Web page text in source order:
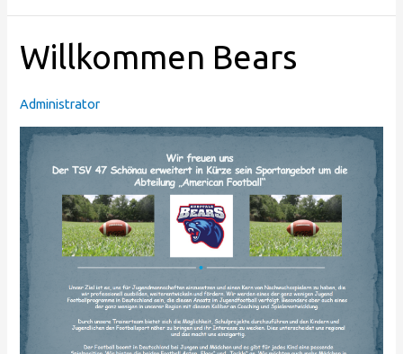
Willkommen Bears
Administrator
Willkommen
Bears